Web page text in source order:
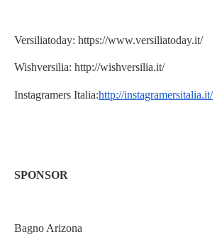
Versiliatoday: https://www.versiliatoday.it/
Wishversilia: http://wishversilia.it/
Instagramers Italia:http://instagramersitalia.it/
SPONSOR
Bagno Arizona